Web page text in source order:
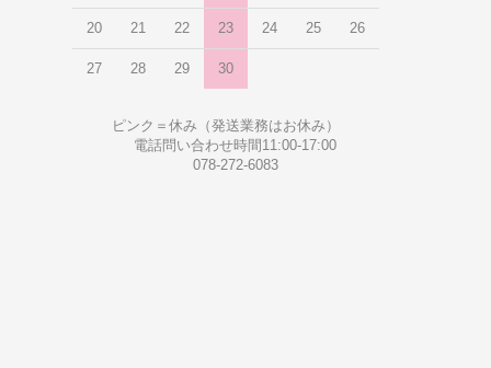
20 21 22 23 24 25 26
27 28 29 30
ピンク＝休み（発送業務はお休み）
電話問い合わせ時間11:00-17:00
078-272-6083